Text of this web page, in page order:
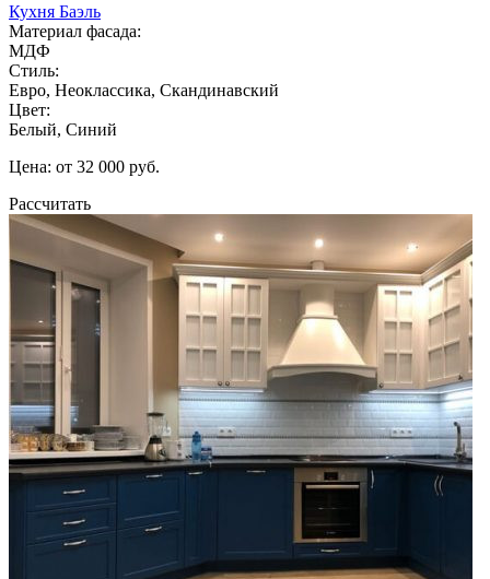
Кухня Баэль
Материал фасада:
МДФ
Стиль:
Евро, Неоклассика, Скандинавский
Цвет:
Белый, Синий
Цена: от 32 000 руб.
Рассчитать